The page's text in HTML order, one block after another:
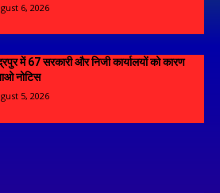
6, 2026
में 67 सरकारी और निजी कार्यालयों को कारण
नोटिस
5, 2026